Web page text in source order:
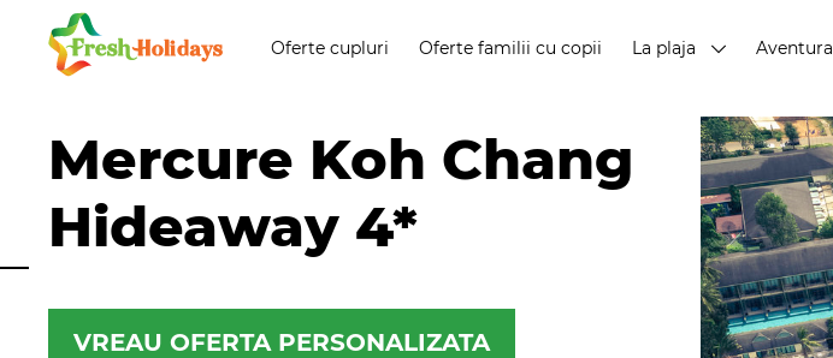
Oferte cupluri Oferte familii cu copii La plaja Aventura
Mercure Koh Chang
Hideaway 4*
VREAU OFERTA PERSONALIZATA